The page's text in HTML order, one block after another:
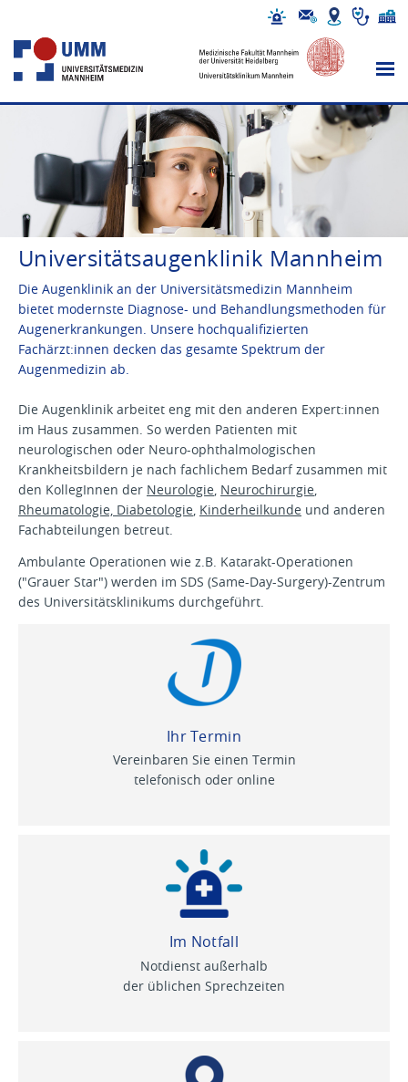
Universitätsaugenklinik Mannheim
Die Augenklinik an der Universitätsmedizin Mannheim
bietet modernste Diagnose- und Behandlungsmethoden für
Augenerkrankungen. Unsere hochqualifizierten
Fachärzt:innen decken das gesamte Spektrum der
Augenmedizin ab.
Die Augenklinik arbeitet eng mit den anderen Expert:innen
im Haus zusammen. So werden Patienten mit
neurologischen oder Neuro-ophthalmologischen
Krankheitsbildern je nach fachlichem Bedarf zusammen mit
den KollegInnen der Neurologie, Neurochirurgie,
Rheumatologie, Diabetologie, Kinderheilkunde und anderen
Fachabteilungen betreut.
Ambulante Operationen wie z.B. Katarakt-Operationen
("Grauer Star") werden im SDS (Same-Day-Surgery)-Zentrum
des Universitätsklinikums durchgeführt.
Ihr Termin
Vereinbaren Sie einen Termin
telefonisch oder online
Im Notfall
Notdienst außerhalb
der üblichen Sprechzeiten